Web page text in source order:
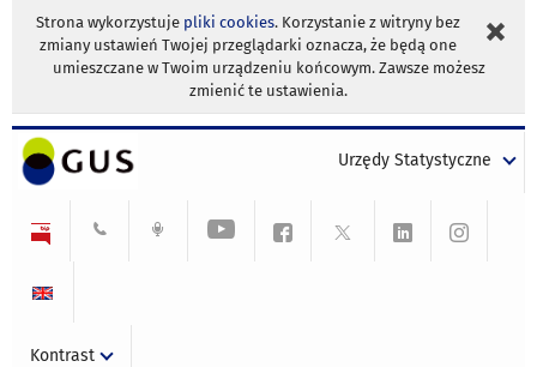
Strona wykorzystuje pliki cookies. Korzystanie z witryny bez
zmiany ustawień Twojej przeglądarki oznacza, że będą one
umieszczane w Twoim urządzeniu końcowym. Zawsze możesz
zmienić te ustawienia.
Urzędy Statystyczne
Kontrast